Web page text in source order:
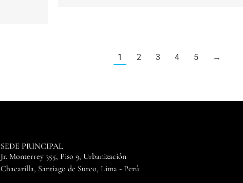
1 2 3 4 5 →
SEDE PRINCIPAL
Jr. Monterrey 355, Piso 9, Urbanización
Chacarilla, Santiago de Surco, Lima - Perú